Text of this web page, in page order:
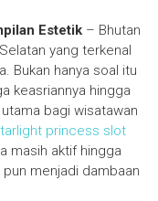
Estetik– Bhutan
yang terkenal
Bukan hanya soal itu
keasriannya hingga
bagi wisatawan
princess slot
masih aktif hingga
menjadi dambaan